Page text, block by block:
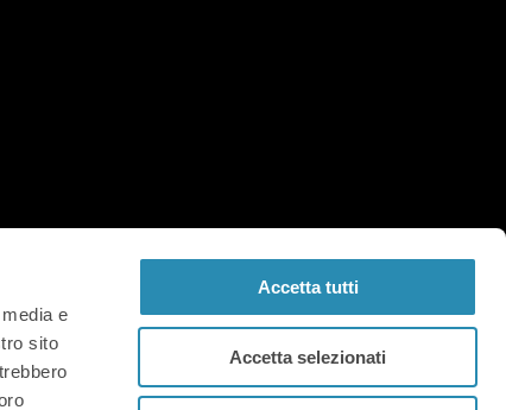
e
sito
Accetta tutti
Accetta selezionati